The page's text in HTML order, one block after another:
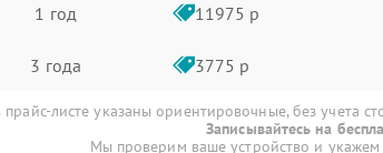
1 год 11975 р
3 года 3775 р
листе указаны ориентировочные, без учета
Записывайтесь на
Мы проверим ваше устройство и укажем